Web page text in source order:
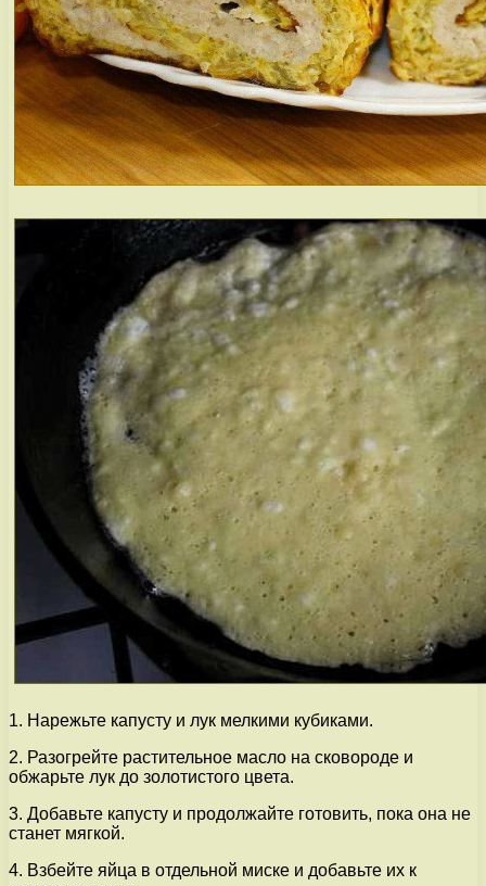
1. Нарежьте капусту и лук мелкими кубиками.
2. Разогрейте растительное масло на сковороде и
обжарьте лук до золотистого цвета.
3. Добавьте капусту и продолжайте готовить, пока она не
станет мягкой.
4. Взбейте яйца в отдельной миске и добавьте их к